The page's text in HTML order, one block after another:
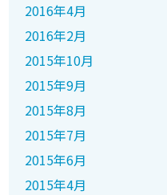
2016年4月
2016年2月
2015年10月
2015年9月
2015年8月
2015年7月
2015年6月
2015年4月